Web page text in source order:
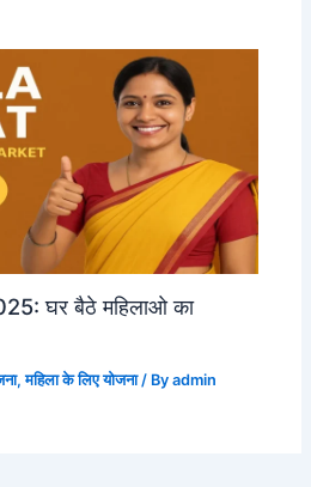
घर बैठे महिलाओ का
,महिला के लिए योजना/ Byadmin